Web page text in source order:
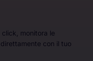
monitora le
con il tuo